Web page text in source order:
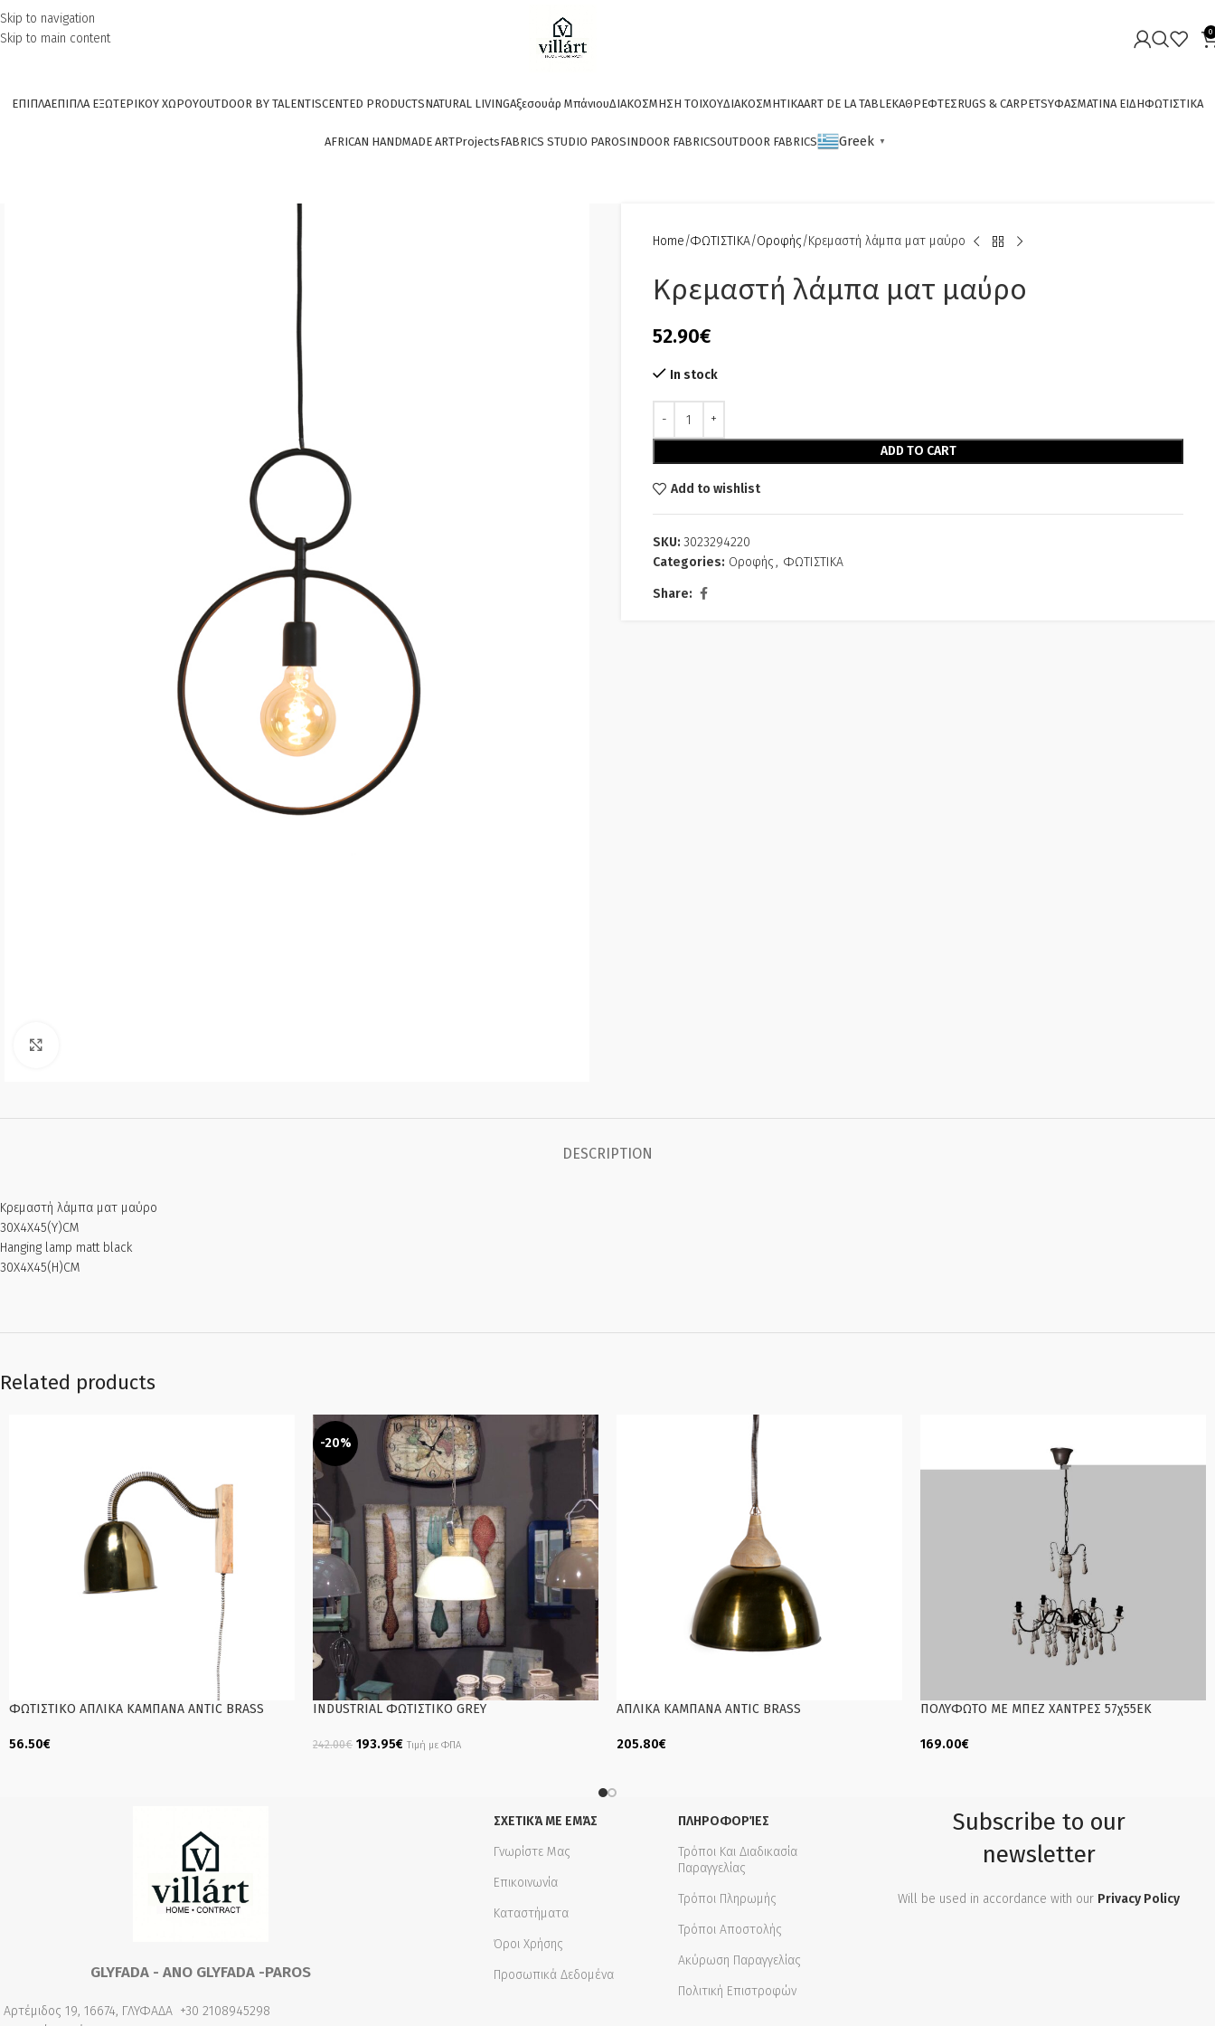
Skip to navigation
Skip to main content
0
ΕΠΙΠΛΑΕΠΙΠΛΑ ΕΞΩΤΕΡΙΚΟΥ ΧΩΡΟΥOUTDOOR BY TALENTISCENTED PRODUCTSNATURAL LIVINGΑξεσουάρ ΜπάνιουΔΙΑΚΟΣΜΗΣΗ ΤΟΙΧΟΥΔΙΑΚΟΣΜΗΤΙΚΑART DE LA TABLEΚΑΘΡΕΦΤΕΣRUGS & CARPETSΥΦΑΣΜΑΤΙΝΑ ΕΙΔΗΦΩΤΙΣΤΙΚΑ
AFRICAN HANDMADE ARTProjectsFABRICS STUDIO PAROSINDOOR FABRICSOUTDOOR FABRICS Greek ▼
Home ΦΩΤΙΣΤΙΚΑ Οροφής Κρεμαστή λάμπα ματ μαύρο
Κρεμαστή λάμπα ματ μαύρο
52.90€
In stock
ADD TO CART
Add to wishlist
SKU: 3023294220
Categories: Οροφής, ΦΩΤΙΣΤΙΚΑ
Share:
DESCRIPTION
Κρεμαστή λάμπα ματ μαύρο
30X4X45(Y)CM
Hanging lamp matt black
30X4X45(H)CM
Related products
ΦΩΤΙΣΤΙΚΟ AΠΛΙΚΑ ΚΑΜΠΑΝΑ ANTIC BRASS
56.50€
-20%
INDUSTRIAL ΦΩΤΙΣΤΙΚΟ GREY
242.00€ 193.95€ Τιμή με ΦΠΑ
ΑΠΛΙΚΑ ΚΑΜΠΑΝΑ ANTIC BRASS
205.80€
ΠΟΛΥΦΩΤΟ ΜΕ ΜΠΕΖ ΧΑΝΤΡΕΣ 57χ55ΕΚ
169.00€
GLYFADA - ANO GLYFADA -PAROS
Αρτέμιδος 19, 16674, ΓΛΥΦΑΔΑ +30 2108945298
ΣΧΕΤΙΚΆ ΜΕ ΕΜΆΣ
Γνωρίστε Μας
Επικοινωνία
Καταστήματα
Όροι Χρήσης
Προσωπικά Δεδομένα
ΠΛΗΡΟΦΟΡΊΕΣ
Τρόποι Και Διαδικασία
Παραγγελίας
Τρόποι Πληρωμής
Τρόποι Αποστολής
Ακύρωση Παραγγελίας
Πολιτική Επιστροφών
Subscribe to our
newsletter
Will be used in accordance with our Privacy Policy